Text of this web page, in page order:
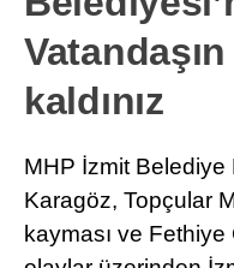
kaldınız
MHP İzmit
Karagöz, Topçular
kayması ve